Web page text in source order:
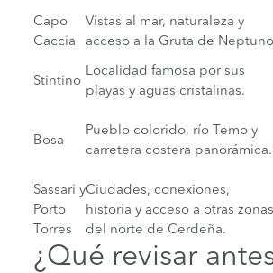
Capo
Caccia
Vistas al mar, naturaleza y
acceso a la Gruta de
Stintino
Localidad famosa por sus
playas y aguas cristalinas.
Bosa
Pueblo colorido, río Temo y
carretera costera panorámica.
Sassari y
Porto
Torres
Ciudades, conexiones,
historia y acceso a otras zonas
del norte de Cerdeña.
¿Qué revisar